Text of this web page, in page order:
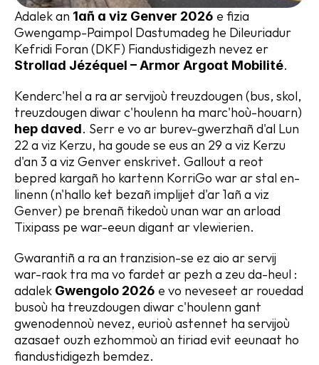
Adalek an 1añ a viz Genver 2026 e fizia
Gwengamp-Paimpol Dastumadeg he Dileuriadur
Strollad Jézéquel – Armor Argoat Mobilité.
Kenderc'hel a ra ar servijoù treuzdougen (bus, skol,
hep daved. Serr e vo ar burev-gwerzhañ d'al Lun
22 a viz Kerzu, ha goude se eus an 29 a viz Kerzu
d'an 3 a viz Genver enskrivet. Gallout a reot
bepred kargañ ho kartenn KorriGo war ar stal en-
linenn (n'hallo ket bezañ implijet d'ar 1añ a viz
Genver) pe brenañ tikedoù unan war an arload
Tixipass pe war-eeun digant ar vlewierien.
Gwarantiñ a ra an tranzision-se ez aio ar servij
war-raok tra ma vo fardet ar pezh a zeu da-heul :
adalek Gwengolo 2026 e vo neveseet ar rouedad
busoù ha treuzdougen diwar c'houlenn gant
gwenodennoù nevez, eurioù astennet ha servijoù
azasaet ouzh ezhommoù an tiriad evit eeunaat ho
fiandustidigezh bemdez.